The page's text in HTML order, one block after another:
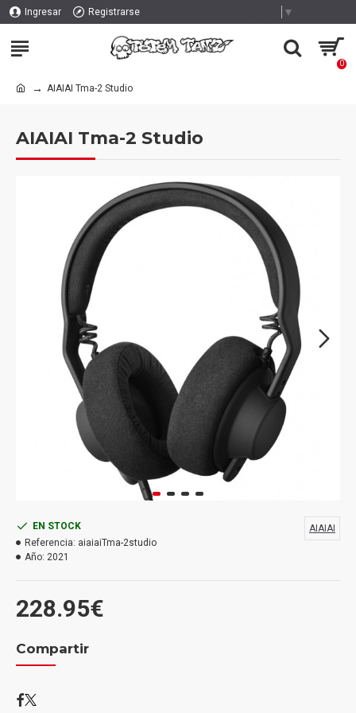
Ingresar Registrarse ▼
0
AIAIAI Tma-2 Studio
AIAIAI Tma-2 Studio
228.95€
EN STOCK
Referencia: aiaiaiTma-2studio
Año: 2021
AIAIAI
Compartir